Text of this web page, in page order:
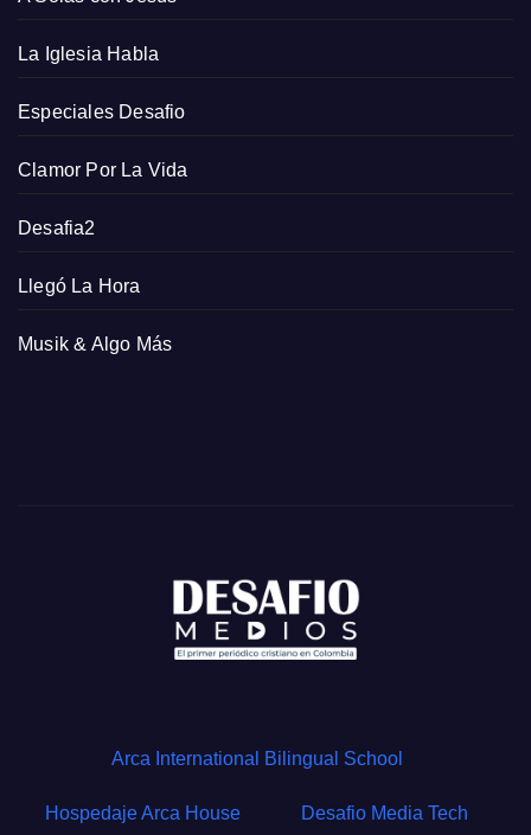
La Iglesia Habla
Especiales Desafio
Clamor Por La Vida
Desafia2
Llegó La Hora
Musik & Algo Más
Arca International Bilingual School
Hospedaje Arca House Desafio Media Tech